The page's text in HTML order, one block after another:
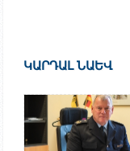
ԿԱՐԴԱԼ ՆԱԵՎ